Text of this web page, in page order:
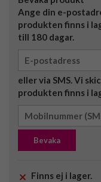
Ange din e-
produkten finns i
till 180 dagar.
eller via SMS. Vi
produkten finns i
Bevaka
Finns ej i lager.